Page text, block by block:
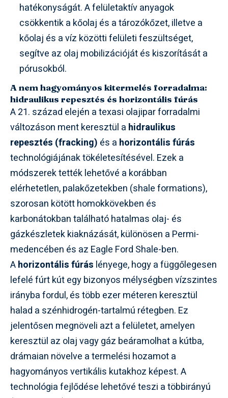
hatékonyságát. A felületaktív anyagok
csökkentik a kőolaj és a tározókőzet, illetve a
kőolaj és a víz közötti felületi feszültséget,
segítve az olaj mobilizációját és kiszorítását a
pórusokból.
A nem hagyományos kitermelés forradalma:
hidraulikus repesztés és horizontális fúrás
A 21. század elején a texasi olajipar forradalmi
változáson ment keresztül a hidraulikus
repesztés (fracking) és a horizontális fúrás
technológiájának tökéletesítésével. Ezek a
módszerek tették lehetővé a korábban
elérhetetlen, palakőzetekben (shale formations),
szorosan kötött homokkövekben és
karbonátokban található hatalmas olaj- és
gázkészletek kiaknázását, különösen a Permi-
medencében és az Eagle Ford Shale-ben.
Ahorizontális fúrás lényege, hogy a függőlegesen
lefelé fúrt kút egy bizonyos mélységben vízszintes
irányba fordul, és több ezer méteren keresztül
halad a szénhidrogén-tartalmú rétegben. Ez
jelentősen megnöveli azt a felületet, amelyen
keresztül az olaj vagy gáz beáramolhat a kútba,
drámaian növelve a termelési hozamot a
hagyományos vertikális kutakhoz képest. A
technológia fejlődése lehetővé teszi a többirányú